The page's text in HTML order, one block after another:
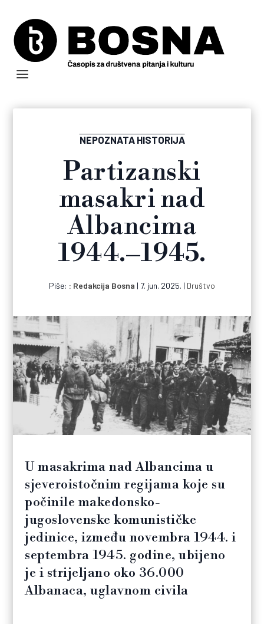
NEPOZNATA HISTORIJA
Partizanski
masakri nad
Albancima
1944.–1945.
Piše: Redakcija Bosna | 7. jun. 2025. | Društvo
U masakrima nad Albancima u
sjeveroistočnim regijama koje su
počinile makedonsko-
jugoslovenske komunističke
jedinice, između novembra 1944. i
septembra 1945. godine, ubijeno
je i strijeljano oko 36.000
Albanaca, uglavnom civila